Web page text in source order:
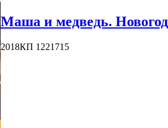
Маша и медведь.
2018КП 1221715